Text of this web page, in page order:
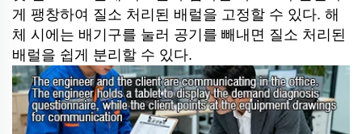
게 팽창하여 질소 처리된 배럴을 고정할 수 있다. 해
체 시에는 배기구를 눌러 공기를 빼내면 질소 처리된
배럴을 쉽게 분리할 수 있다.